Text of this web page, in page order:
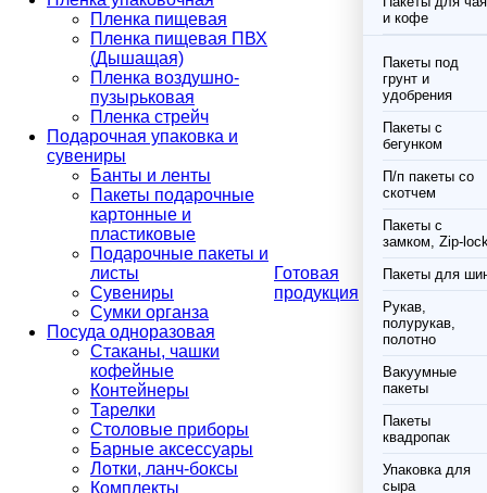
Пленка пищевая
Пленка пищевая ПВХ
(Дышащая)
Пленка воздушно-
пузырьковая
Пленка стрейч
Подарочная упаковка и
сувениры
Банты и ленты
Пакеты подарочные
картонные и
пластиковые
Подарочные пакеты и
листы
Сувениры
Сумки органза
Посуда одноразовая
Стаканы, чашки
кофейные
Контейнеры
Тарелки
Столовые приборы
Барные аксессуары
Лотки, ланч-боксы
Комплекты
Готовая
продукция
и кофе
Пакеты под
грунт и
удобрения
Пакеты с
бегунком
П/п пакеты со
скотчем
Пакеты с
замком, Zip-
Пакеты для
Рукав,
полурукав,
полотно
Вакуумные
пакеты
Пакеты
квадропак
Упаковка для
сыра